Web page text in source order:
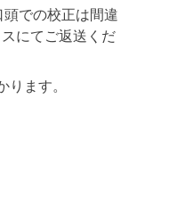
での校正は間違
にてご返送くだ
ます。